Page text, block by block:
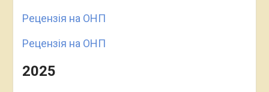
Рецензія на ОНП
Рецензія на ОНП
2025